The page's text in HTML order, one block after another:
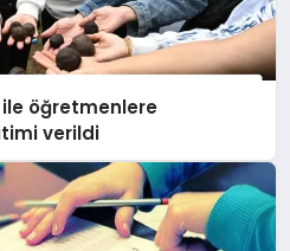
ile öğretmenlere
verildi